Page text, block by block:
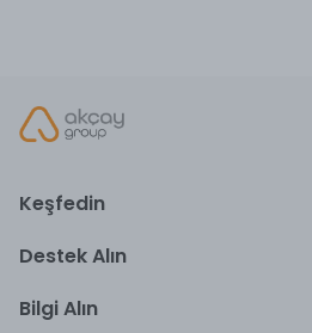
Keşfedin
Destek Alın
Bilgi Alın